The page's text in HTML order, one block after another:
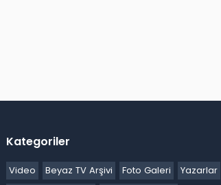
Kategoriler
Video Beyaz TV Arşivi Foto Galeri
Yazarlar